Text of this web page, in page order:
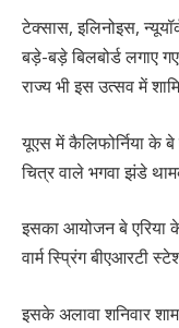
टेक्सास, इलिनोइस,
बड़े-बड़े बिलबोर्ड लगाए
राज्य भी इस उत्सव में
यूएस में कैलिफोर्निया के
चित्र वाले भगवा झंडे
इसका आयोजन बे एरिया
वार्म स्प्रिंग बीएआरटी
इसके अलावा शनिवार